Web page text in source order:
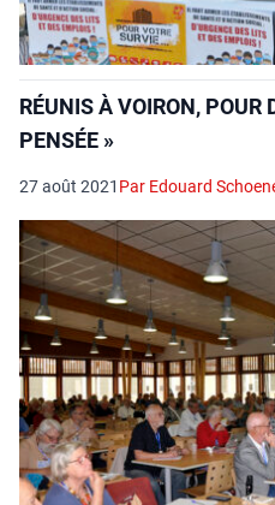
RÉUNIS À VOIRON, POUR
PENSÉE »
27 août 2021 Par Edouard